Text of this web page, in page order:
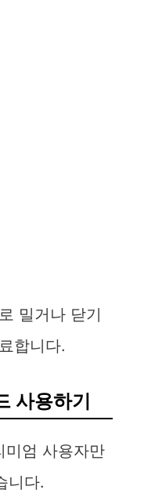
밀거나 닫기
합니다.
사용하기
미엄 사용자만
니다.